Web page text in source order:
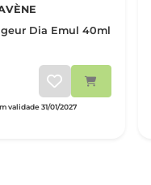
Dia Emul 40ml
validade 31/01/2027